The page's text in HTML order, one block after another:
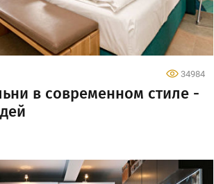
34984
в современном стиле -